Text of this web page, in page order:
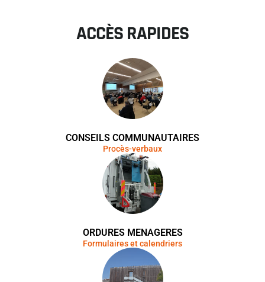
ACCÈS RAPIDES
CONSEILS COMMUNAUTAIRES
Procès-verbaux
ORDURES MENAGERES
Formulaires et calendriers